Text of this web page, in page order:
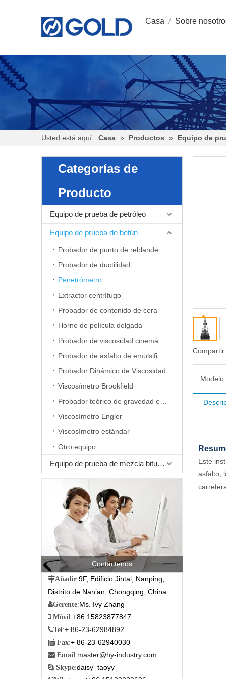
Casa Sobre
Usted está aquí: Casa » Productos » Equipo de
Categorías de
Producto
Equipo de prueba de petróleo
Equipo de prueba de betún
Probador de ductilidad
Penetrómetro
Extractor centrífugo
Probador de contenido de cera
Horno de película delgada
Probador Dinámico de Viscosidad
Viscosímetro Brookfield
Viscosímetro Engler
Viscosímetro estándar
Otro equipo
Equipo de prueba de mezcla bituminosa
Contáctenos
Añadir:9F, Edificio Jintai, Nanping,
Distrito de Nan’an, Chongqing, China
Gerente:Ms. Ivy Zhang
 Móvil :+86 15823877847
Tel :+ 86-23-62984892
 Fax:+ 86-23-62940030
 Email :master@hy-industry.com
 Skype:daisy_taoyy
Compartir
Modelo:
Este
asfalto,